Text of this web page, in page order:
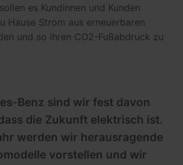
es Kundinnen und Kunden
Hause Strom aus erneuerbaren
und so ihren CO2-Fußabdruck zu
Benz sind wir fest davon
die Zukunft elektrisch ist.
werden wir herausragende
vorstellen und wir